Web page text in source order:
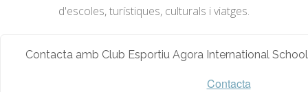
d'escoles, turístiques, culturals i viatges.
Contacta amb Club Esportiu Agora International
Contacta